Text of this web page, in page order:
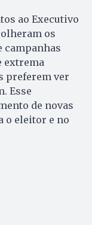
ao Executivo
os
campanhas
extrema
preferem ver
Esse
de novas
o eleitor e no